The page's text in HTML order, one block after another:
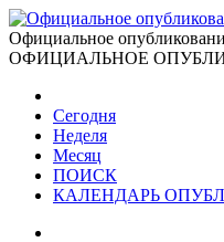
Официальное
ОФИЦИАЛЬНОЕ
Сегодня
Неделя
Месяц
ПОИСК
КАЛЕНДАРЬ